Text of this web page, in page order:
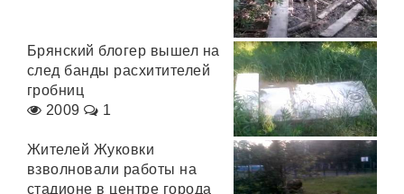
Брянский блогер вышел на
след банды расхитителей
гробниц
2009
1
Жителей Жуковки
взволновали работы на
стадионе в центре города